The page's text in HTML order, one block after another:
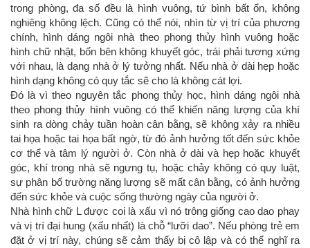
trong phòng, đa số đều là hình vuông, tứ bình bất ổn, không
nghiêng không lệch. Cũng có thể nói, nhìn từ vị trí của phương
chính, hình dáng ngôi nhà theo phong thủy hình vuông hoặc
hình chữ nhật, bốn bên không khuyết góc, trái phải tương xứng
với nhau, là dạng nhà ở lý tưởng nhất. Nếu nhà ở dài hẹp hoặc
hình dạng không có quy tắc sẽ cho là không cát lợi.
Đó là vì theo nguyên tắc phong thủy học, hình dáng ngôi nhà
theo phong thủy hình vuông có thể khiến năng lượng của khí
sinh ra dòng chảy tuần hoàn cân bằng, sẽ không xảy ra nhiều
tai họa hoặc tai họa bất ngờ, từ đó ảnh hưởng tốt đến sức khỏe
cơ thể và tâm lý người ở. Còn nhà ở dài và hẹp hoặc khuyết
góc, khí trong nhà sẽ ngưng tụ, hoặc chảy không có quy luật,
sự phân bố trường năng lượng sẽ mất cân bằng, có ảnh hưởng
đến sức khỏe và cuộc sống thường ngày của người ở.
Nhà hình chữ L được coi là xấu vì nó trông giống cao dao phay
và vị trí đại hung (xấu nhất) là chỗ “lưỡi dao”. Nếu phòng trẻ em
đặt ở vị trí này, chúng sẽ cảm thấy bị cô lập và có thể nghĩ ra